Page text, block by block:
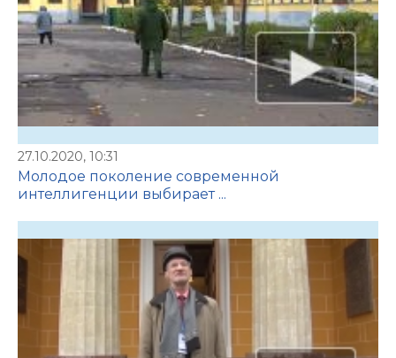
27.10.2020, 10:31
Молодое поколение современной
интеллигенции выбирает ...